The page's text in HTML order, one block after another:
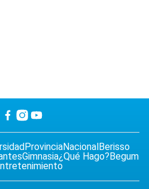
ProvinciaNacionalBerisso
Gimnasia¿Qué Hago?Begum